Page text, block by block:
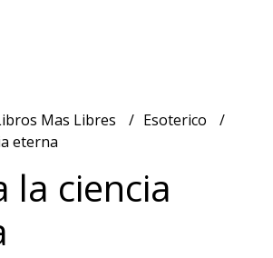
Mas Libres
Esoterico
eterna
la ciencia